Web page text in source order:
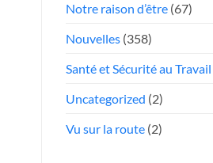
Notre raison d’être(67)
Nouvelles(358)
Santé et Sécurité au Travail
Uncategorized (2)
Vu sur la route(2)